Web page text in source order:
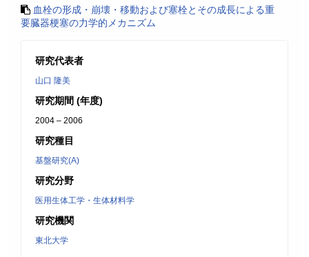
血栓の形成・崩壊・移動および塞栓とその成長による重
要臓器梗塞の力学的メカニズム
研究代表者
山口 隆美
研究期間 (年度)
2004 – 2006
研究種目
基盤研究(A)
研究分野
医用生体工学・生体材料学
研究機関
東北大学